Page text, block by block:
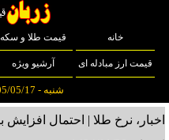
خانه قیمت طلا و سکه
قیمت ارز مبادله ای آرشیو ویژه
شنبه - 1405/05/17 - Aug 08 2026
اخبار، نرخ طلا | احتمال